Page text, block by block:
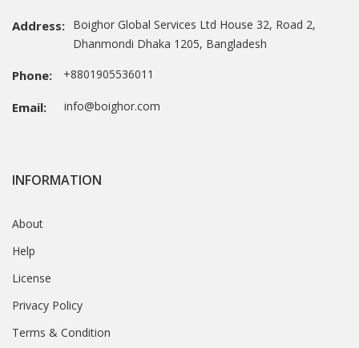
Address: Boighor Global Services Ltd House 32, Road 2,
Dhanmondi Dhaka 1205, Bangladesh
Phone: +8801905536011
Email: info@boighor.com
INFORMATION
About
Help
License
Privacy Policy
Terms & Condition